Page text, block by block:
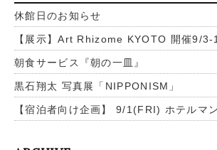
休館日のお知らせ
【展示】Art Rhizome KYOTO 開催9/3-
朝食サービス『朝の一皿』
黒石翔太 写真展「NIPPONISM」
【宿泊者向け企画】 9/1(FRI) ホテルマ